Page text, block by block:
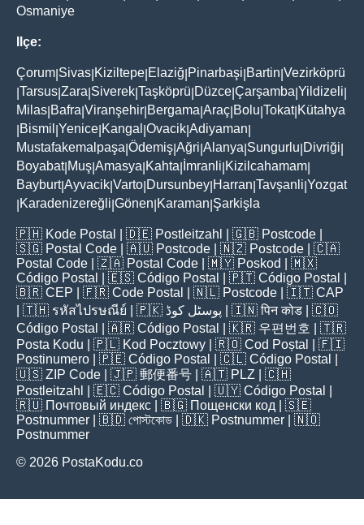
Osmaniye
Ilçe:
Çorum Sivas Kiziltepe Elaziğ Pinarbaşi Bartin Vezirköprü
Tarsus Zara Siverek Taşköprü Düzce Çarşamba Yildizeli
Milas Bafra Viranşehir Bergama Araç Bolu Tokat| Kütahya
Bismil Yenice Kangal Ovacik Adiyaman
Mustafakemalpaşa Ödemiş Ağri Alanya Sungurlu Divriği
Boyabat| Muş Amasya Kahta İmranli Kizilcahamam
Bayburt|Ayvacik Varto Dursunbey Harran Tavşanli Yozgat
Karadenizereğli Gönen Karaman Şarkişla
🇵🇭 Kode Postal | 🇩🇪 Postleitzahl | 🇬🇧 Postcode
🇸🇬 Postal Code | 🇦🇺 Postcode | 🇳🇿 Postcode | 🇨🇦
Postal Code | 🇿🇦 Postal Code | 🇲🇾 Poskod
| 🇲🇽
Código Postal
| 🇪🇸 Código Postal | 🇵🇹 Código Postal
🇧🇷 CEP | 🇫🇷 Code Postal | 🇳🇱 Postcode | 🇮🇹 CAP
| 🇹🇭 รหัสไปรษณีย์ | 🇵🇰 پوسٹل کوڈ | 🇮🇳पिन कोड | 🇨🇴
Código Postal
| 🇦🇷 Código Postal | 🇰🇷 우편번호
| 🇹🇷
Posta Kodu | 🇵🇱 Kod Pocztowy | 🇷🇴 Cod Poștal
| 🇫🇮
Postinumero | 🇵🇪 Código Postal | 🇨🇱 Código Postal
🇺🇸 ZIP Code | 🇯🇵 郵便番号 | 🇦🇹 PLZ | 🇨🇭
Postleitzahl
| 🇪🇨 Código Postal | 🇺🇾 Código Postal
🇷🇺 Почтовый индекс | 🇧🇬 Пощенски код | 🇸🇪
Postnummer | 🇧🇩 পোস্টকোড | 🇩🇰 Postnummer | 🇳🇴
Postnummer
© 2026 PostaKodu.co